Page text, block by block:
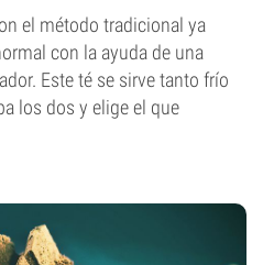
el método tradicional ya
con la ayuda de una
Este té se sirve tanto frío
los dos y elige el que